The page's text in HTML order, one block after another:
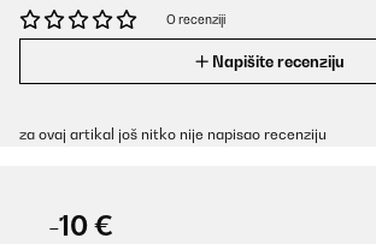
O recenziji
Napišite recenziju
za ovaj artikal još nitko nije napisao recenziju
-10 €